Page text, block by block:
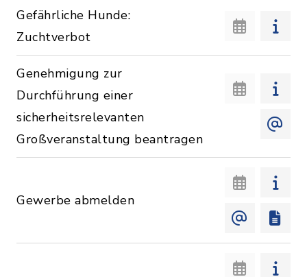
Gefährliche Hunde:
Zuchtverbot
Genehmigung zur
Durchführung einer
sicherheitsrelevanten
Großveranstaltung beantragen
Gewerbe abmelden